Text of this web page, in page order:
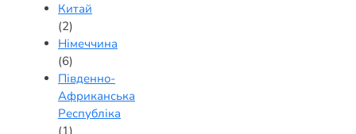
Китай
(2)
Німеччина
(6)
Південно-
Африканська
Республіка
(1)